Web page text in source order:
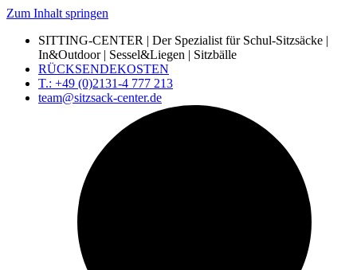
Zum Inhalt springen
SITTING-CENTER | Der Spezialist für Schul-Sitzsäcke |
In&Outdoor | Sessel&Liegen | Sitzbälle
RÜCKSENDEKOSTEN
T.: +49 (0)2131-4 777 213
team@sitzsack-center.de